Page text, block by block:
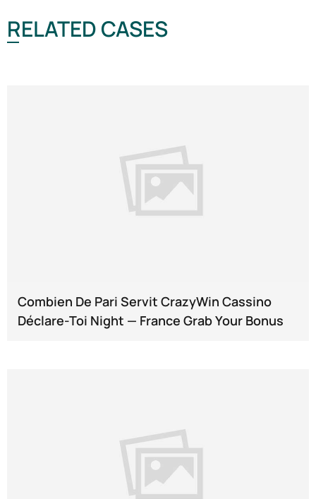
RELATED CASES
Combien De Pari Servit CrazyWin Cassino
Déclare-Toi Night — France Grab Your Bonus